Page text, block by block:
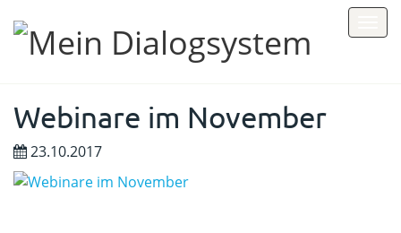
Webinare im November
23.10.2017